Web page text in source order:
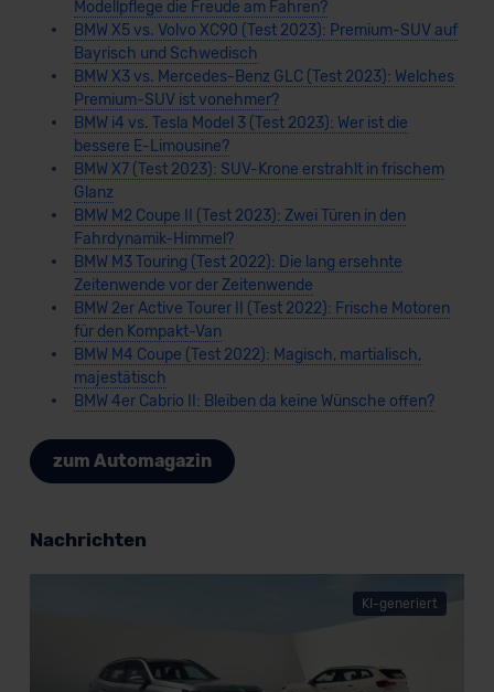
Modellpflege die Freude am Fahren?
BMW X5 vs. Volvo XC90 (Test 2023): Premium-SUV auf
Bayrisch und Schwedisch
BMW X3 vs. Mercedes-Benz GLC (Test 2023): Welches
Premium-SUV ist vonehmer?
BMW i4 vs. Tesla Model 3 (Test 2023): Wer ist die
bessere E-Limousine?
BMW X7 (Test 2023): SUV-Krone erstrahlt in frischem
Glanz
BMW M2 Coupe II (Test 2023): Zwei Türen in den
Fahrdynamik-Himmel?
BMW M3 Touring (Test 2022): Die lang ersehnte
Zeitenwende vor der Zeitenwende
BMW 2er Active Tourer II (Test 2022): Frische Motoren
für den Kompakt-Van
BMW M4 Coupe (Test 2022): Magisch, martialisch,
majestätisch
BMW 4er Cabrio II: Bleiben da keine Wünsche offen?
zum Automagazin
Nachrichten
KI-generiert